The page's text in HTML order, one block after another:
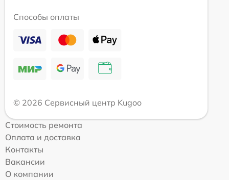
Способы оплаты
© 2026 Сервисный центр Kugoo
Стоимость ремонта
Оплата и доставка
Контакты
Вакансии
О компании